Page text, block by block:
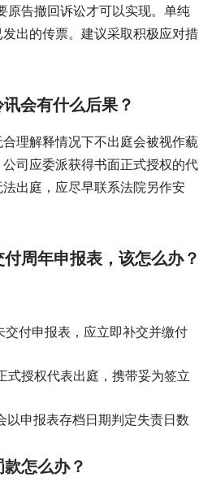
原告撤回诉讼才可以实现。单纯
出的传票。建议采取积极应对措
会有什么后果？
合理解释情况下不出庭会被视作藐
司应委派获得书面正式授权的代
出庭，应尽早联系法院另作安
周年申报表，该怎么办？
交付申报表，应立即补交并缴付
式授权代表出庭，携带妥为签立
以申报表存档日期判定失责日数
怎么办？